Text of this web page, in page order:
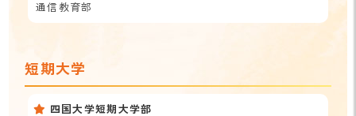
通信教育部
短期大学
四国大学短期大学部